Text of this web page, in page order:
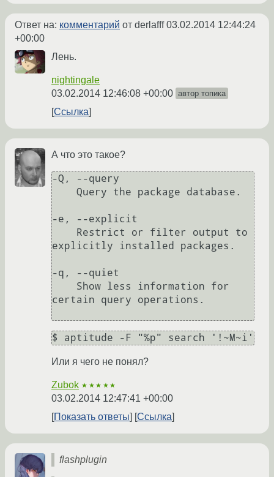
Ответ на: комментарий от derlafff03.02.2014 12:44:24
+00:00
Лень.
nightingale
03.02.2014 12:46:08 +00:00 автор топика
Ссылка
А что это такое?
-Q, --query
-e, --explicit
explicitly installed packages.
-q, --quiet
certain query operations.
Или я чего не понял?
Zubok ★★★★★
03.02.2014 12:47:41 +00:00
Показать ответы
Ссылка
flashplugin